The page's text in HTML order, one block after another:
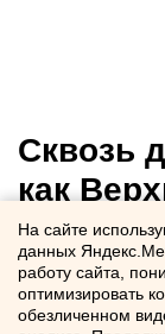
Сквозь
как
На сайте
данных
работу сайта,
оптимизировать
обезличенном